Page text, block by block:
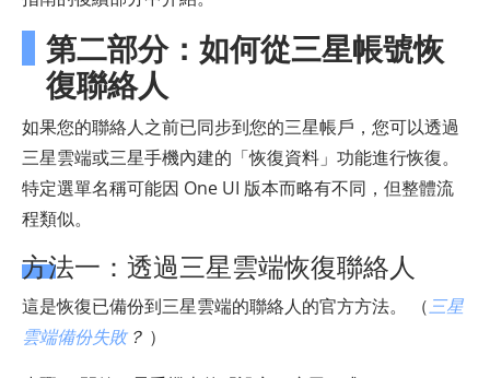
第二部分：如何從三星帳號恢
復聯絡人
如果您的聯絡人之前已同步到您的三星帳戶，您可以透過
三星雲端或三星手機內建的「恢復資料」功能進行恢復。
特定選單名稱可能因 One UI 版本而略有不同，但整體流
程類似。
方法一：透過三星雲端恢復聯絡人
這是恢復已備份到三星雲端的聯絡人的官方方法。 （三星
雲端備份失敗？ ）